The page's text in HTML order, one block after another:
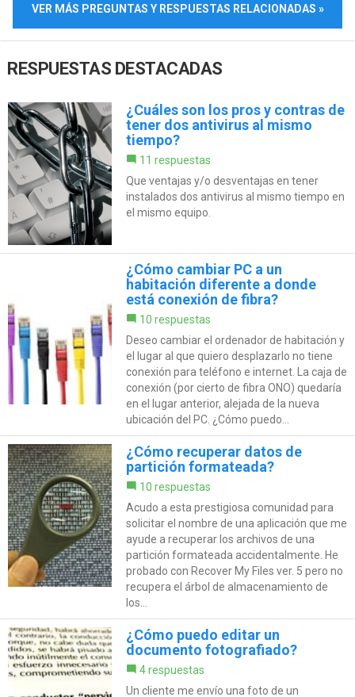
VER MÁS PREGUNTAS Y RESPUESTAS RELACIONADAS »
RESPUESTAS DESTACADAS
¿Cuáles son los pros y contras de
tener dos antivirus al mismo
tiempo?
11 respuestas
Que ventajas y/o desventajas en tener
instalados dos antivirus al mismo tiempo en
el mismo equipo.
¿Cómo cambiar PC a un
habitación diferente a donde
está conexión de fibra?
10 respuestas
Deseo cambiar el ordenador de habitación y
el lugar al que quiero desplazarlo no tiene
conexión para teléfono e internet. La caja de
conexión (por cierto de fibra ONO) quedaría
en el lugar anterior, alejada de la nueva
ubicación del PC. ¿Cómo puedo...
¿Cómo recuperar datos de
partición formateada?
10 respuestas
Acudo a esta prestigiosa comunidad para
solicitar el nombre de una aplicación que me
ayude a recuperar los archivos de una
partición formateada accidentalmente. He
probado con Recover My Files ver. 5 pero no
recupera el árbol de almacenamiento de
los...
¿Cómo puedo editar un
documento fotografiado?
4 respuestas
Un cliente me envío una foto de un